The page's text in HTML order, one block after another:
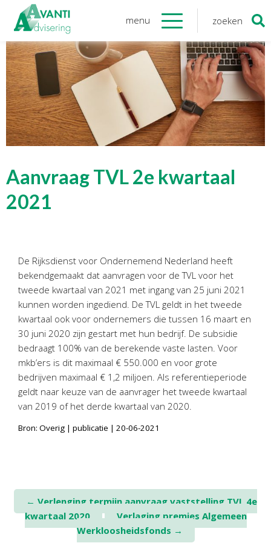
menu zoeken
Organisatie
Onze medewerkers
NOAB gecertificeerd
Algemene verordening
gegevensbescherming
Sponsoring
Onze diensten
Tijdelijk financieel personeel
Personeel & Organisatie
Bedrijfseconomisch advies
Belastingadvies Purmerend
Online boekhouden
Nieuws& informatie
Nieuwsbrief
Nieuwsoverzicht
Handige links
AvantiOnline
Zoeken
naar:
Aanvraag TVL 2e kwartaal
2021
De Rijksdienst voor Ondernemend Nederland heeft
bekendgemaakt dat aanvragen voor de TVL voor het
tweede kwartaal van 2021 met ingang van 25 juni 2021
kunnen worden ingediend. De TVL geldt in het tweede
kwartaal ook voor ondernemers die tussen 16 maart en
30 juni 2020 zijn gestart met hun bedrijf. De subsidie
bedraagt 100% van de berekende vaste lasten. Voor
mkb’ers is dit maximaal € 550.000 en voor grote
bedrijven maximaal € 1,2 miljoen. Als referentieperiode
geldt naar keuze van de aanvrager het tweede kwartaal
van 2019 of het derde kwartaal van 2020.
Bron: Overig | publicatie | 20-06-2021
Post
navigation
← Verlenging termijn aanvraag vaststelling TVL 4e
kwartaal 2020
Verlaging premies Algemeen
Werkloosheidsfonds →